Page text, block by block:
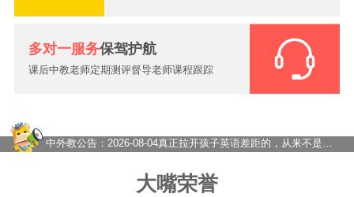
多对一服务保驾护航
课后中教老师定期测评督导老师课程跟踪
中外教公告：2026-08-04真正拉开孩子英语差距的，从来不是开学，而是暑假
2026-07-31上海国际校家长必看：为什么孩子背单词刷题却不会说？大嘴外教告诉你真正的英语力从何而！
2026-07-30“十五五”教育规划发布！评价继续改革，靠刷题学英语的路越来越窄了
大嘴荣誉